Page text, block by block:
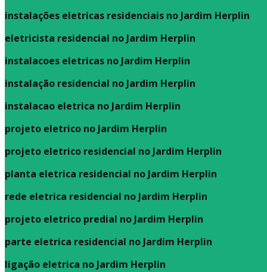
instalações eletricas residenciais no Jardim Herplin
eletricista residencial no Jardim Herplin
instalacoes eletricas no Jardim Herplin
instalação residencial no Jardim Herplin
instalacao eletrica no Jardim Herplin
projeto eletrico no Jardim Herplin
projeto eletrico residencial no Jardim Herplin
planta eletrica residencial no Jardim Herplin
rede eletrica residencial no Jardim Herplin
projeto eletrico predial no Jardim Herplin
parte eletrica residencial no Jardim Herplin
ligação eletrica no Jardim Herplin